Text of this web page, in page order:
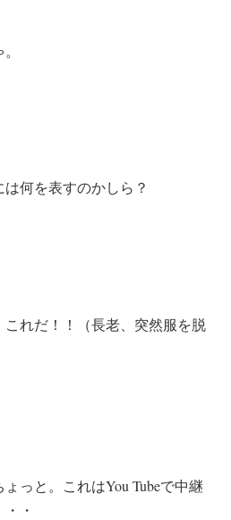
何を表すのかしら？
れだ！！（長老、突然服を脱
っと。これはYou Tubeで中継
・